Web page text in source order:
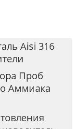
Aisi 316
Проб
Аммиака